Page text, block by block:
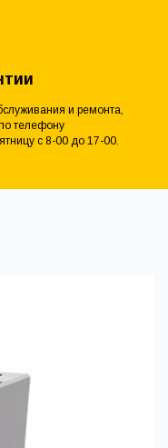
и ремонта,
телефону
с 8-00 до 17-00.